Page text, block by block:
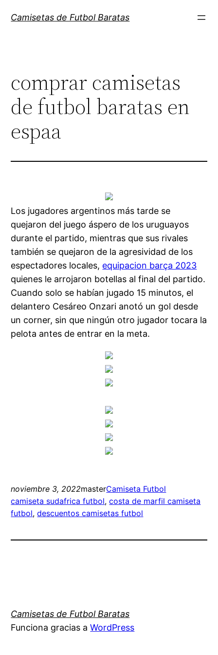
Camisetas de Futbol Baratas
comprar camisetas
de futbol baratas en
espaa
Los jugadores argentinos más tarde se
quejaron del juego áspero de los uruguayos
durante el partido, mientras que sus rivales
también se quejaron de la agresividad de los
espectadores locales, equipacion barça 2023
quienes le arrojaron botellas al final del partido.
Cuando solo se habían jugado 15 minutos, el
delantero Cesáreo Onzari anotó un gol desde
un corner, sin que ningún otro jugador tocara la
pelota antes de entrar en la meta.
noviembre 3, 2022masterCamiseta Futbol
camiseta sudafrica futbol, costa de marfil camiseta
futbol, descuentos camisetas futbol
Camisetas de Futbol Baratas
Funciona gracias aWordPress